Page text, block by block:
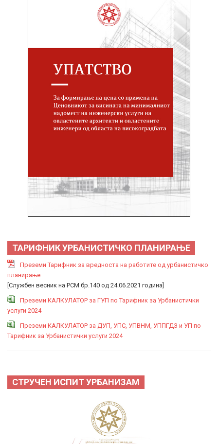
ТАРИФНИК УРБАНИСТИЧКО ПЛАНИРАЊЕ
Преземи Тарифник за вредноста на работите од урбанистичко
планирање
[Службен весник на РСМ бр.140 од 24.06.2021 година]
Преземи КАЛКУЛАТОР за ГУП по Тарифник за Урбанистички
услуги 2024
Преземи КАЛКУЛАТОР за ДУП, УПС, УПВНМ, УППГДЗ и УП по
Тарифник за Урбанистички услуги 2024
СТРУЧЕН ИСПИТ УРБАНИЗАМ